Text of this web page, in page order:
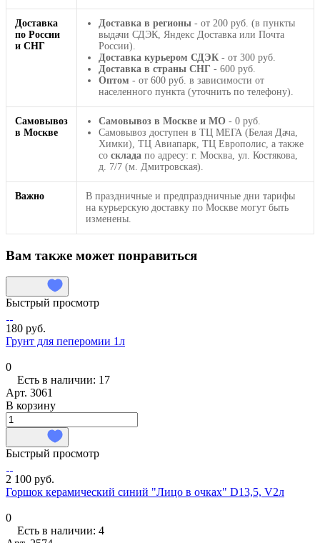
Доставка
по России
и СНГ
Доставка в регионы - от 200 руб. (в пункты
выдачи СДЭК, Яндекс Доставка или Почта
России).
Доставка курьером СДЭК - от 300 руб.
Доставка в страны СНГ - 600 руб.
Оптом - от 600 руб. в зависимости от
населенного пункта (уточнить по телефону).
Самовывоз
в Москве
Самовывоз в Москве и МО - 0 руб.
Самовывоз доступен в ТЦ МЕГА (Белая Дача,
Химки), ТЦ Авиапарк, ТЦ Европолис, а также
со склада по адресу: г. Москва, ул. Костякова,
д. 7/7 (м. Дмитровская).
Важно
В праздничные и предпраздничные дни тарифы
на курьерскую доставку по Москве могут быть
изменены.
Вам также может понравиться
Быстрый просмотр
180 руб.
Грунт для пеперомии 1л
0
Есть в наличии: 17
Арт. 3061
В корзину
Быстрый просмотр
2 100 руб.
Горшок керамический синий "Лицо в очках" D13,5, V2л
0
Есть в наличии: 4